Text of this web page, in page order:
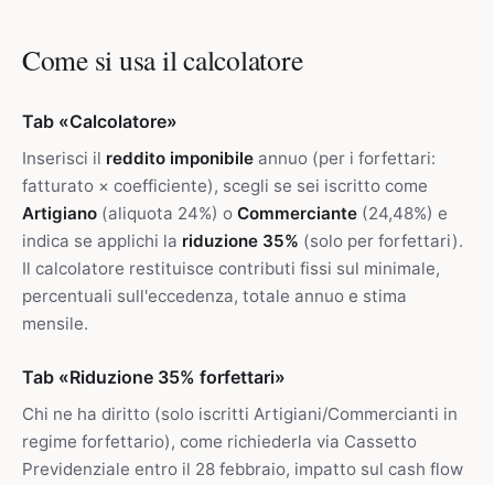
Come si usa il calcolatore
Tab «Calcolatore»
Inserisci il reddito imponibile annuo (per i forfettari:
fatturato × coefficiente), scegli se sei iscritto come
Artigiano (aliquota 24%) o Commerciante (24,48%) e
indica se applichi la riduzione 35% (solo per forfettari).
Il calcolatore restituisce contributi fissi sul minimale,
percentuali sull'eccedenza, totale annuo e stima
mensile.
Tab «Riduzione 35% forfettari»
Chi ne ha diritto (solo iscritti Artigiani/Commercianti in
regime forfettario), come richiederla via Cassetto
Previdenziale entro il 28 febbraio, impatto sul cash flow